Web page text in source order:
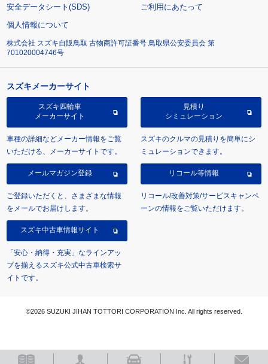
安全データシート(SDS)
ご利用にあたって
個人情報について
株式会社 スズキ自販鳥取 古物商許可証番号 鳥取県公安委員会 第
701020004746号
スズキメーカーサイト
スズキ四輪車
メーカーサイト
車種の詳細などメーカー情報をご覧
いただける、メーカーサイトです。
見積り
シミュレーション
スズキのクルマの見積りを簡単にシ
ミュレーションできます。
メールマガジン登録
ご登録いただくと、さまざまな情報
をメールでお届けします。
リコール等情報
リコール/改善対策/サービスキャンペ
ーンの情報をご覧いただけます。
スズキ中古車情報サイト
「安心・納得・充実」なラインアッ
プを揃えるスズキ公式中古車検索サ
イトです。
©2026 SUZUKI JIHAN TOTTORI CORPORATION Inc. All rights reserved.